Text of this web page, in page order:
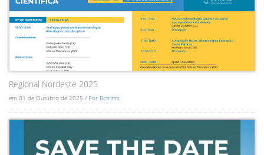
Regional Nordeste 2025
em 01 de Outubro de 2025 / Por Bctrims